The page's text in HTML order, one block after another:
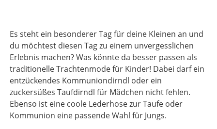
Es steht ein besonderer Tag für deine Kleinen an und
du möchtest diesen Tag zu einem unvergesslichen
Erlebnis machen? Was könnte da besser passen als
traditionelle Trachtenmode für Kinder! Dabei darf ein
entzückendes Kommuniondirndl oder ein
zuckersüßes Taufdirndl für Mädchen nicht fehlen.
Ebenso ist eine coole Lederhose zur Taufe oder
Kommunion eine passende Wahl für Jungs.